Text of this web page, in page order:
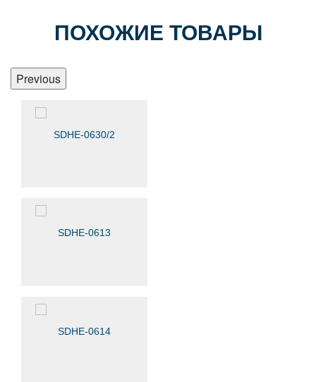
ПОХОЖИЕ ТОВАРЫ
Previous
SDHE-0630/2
SDHE-0613
SDHE-0614